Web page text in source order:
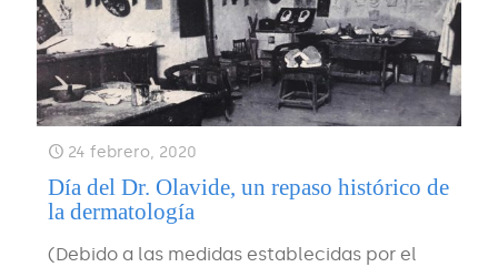
24 febrero, 2020
Día del Dr. Olavide, un repaso histórico de
la dermatología
(Debido a las medidas establecidas por el